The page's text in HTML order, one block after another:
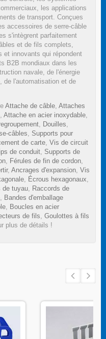
les applications
de transport. Conçues
accessoires de serre-câble
s'intègrent parfaitement
et de fils complets,
et innovants qui répondent
B2B mondiaux dans les
navale, de l'énergie
de l'automatisation et de
Attache de câble, Attaches
, Attache en acier inoxydable,
, Douilles,
câbles, Supports pour
de carte, Vis de circuit
de conduit, Supports de
, Férules de fin de cordon,
, Ancrages d'expansion, Vis
, Écrous hexagonaux,
de tuyau, Raccords de
, Bandes d'emballage
, Boucles en acier
de fils, Goulottes à fils
plus de détails !